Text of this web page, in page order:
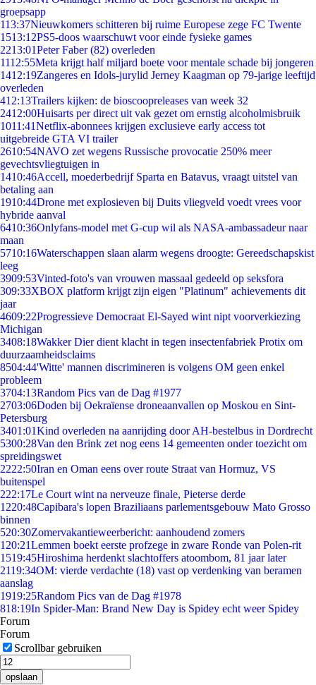
groepsapp
113:37Nieuwkomers schitteren bij ruime Europese zege FC Twente
1513:12PS5-doos waarschuwt voor einde fysieke games
2213:01Peter Faber (82) overleden
1112:55Meta krijgt half miljard boete voor mentale schade bij jongeren
1412:19Zangeres en Idols-jurylid Jerney Kaagman op 79-jarige leeftijd
overleden
412:13Trailers kijken: de bioscoopreleases van week 32
2412:00Huisarts per direct uit vak gezet om ernstig alcoholmisbruik
1011:41Netflix-abonnees krijgen exclusieve early access tot
uitgebreide GTA VI trailer
2610:54NAVO zet wegens Russische provocatie 250% meer
gevechtsvliegtuigen in
1410:46Accell, moederbedrijf Sparta en Batavus, vraagt uitstel van
betaling aan
1910:44Drone met explosieven bij Duits vliegveld voedt vrees voor
hybride aanval
6410:36Onlyfans-model met G-cup wil als NASA-ambassadeur naar
maan
5710:16Waterschappen slaan alarm wegens droogte: Gereedschapskist
leeg
3909:53Vinted-foto's van vrouwen massaal gedeeld op seksfora
309:33XBOX platform krijgt zijn eigen "Platinum" achievements dit
jaar
4609:22Progressieve Democraat El-Sayed wint nipt voorverkiezing
Michigan
3408:18Wakker Dier dient klacht in tegen insectenfabriek Protix om
duurzaamheidsclaims
8504:44'Witte' mannen discrimineren is volgens OM geen enkel
probleem
3704:13Random Pics van de Dag #1977
2703:06Doden bij Oekraïense droneaanvallen op Moskou en Sint-
Petersburg
3401:01Kind overleden na aanrijding door AH-bestelbus in Dordrecht
5300:28Van den Brink zet nog eens 14 gemeenten onder toezicht om
spreidingswet
2222:50Iran en Oman eens over route Straat van Hormuz, VS
buitenspel
222:17Le Court wint na nerveuze finale, Pieterse derde
1220:48Capibara's lopen Braziliaans parlementsgebouw Mato Grosso
binnen
520:30Zomervakantieweerbericht: aanhoudend zomers
1 20:21Lemmen boekt eerste profzege in zware Ronde van Polen-rit
1519:45Hiroshima herdenkt slachtoffers atoombom, 81 jaar later
2119:34OM: vierde verdachte (18) vast op verdenking van beramen
aanslag
1919:25Random Pics van de Dag #1978
818:19In Spider-Man: Brand New Day is Spidey echt weer Spidey
Forum
Forum
Scrollbar gebruiken
opslaan